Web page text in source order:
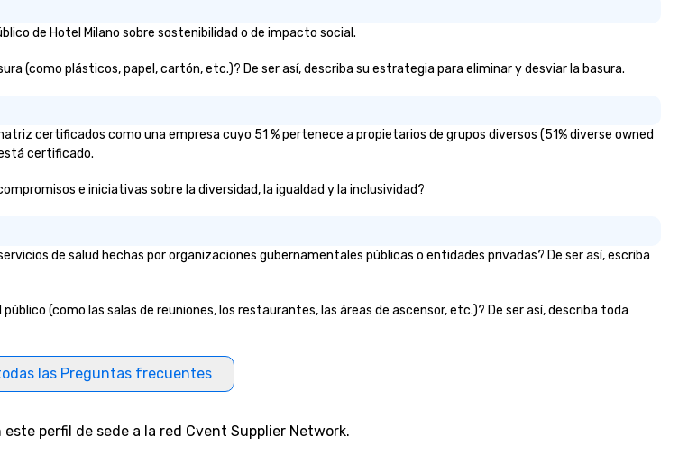
de Hotel Milano sobre sostenibilidad o de impacto social.
(como plásticos, papel, cartón, etc.)? De ser así, describa su estrategia para eliminar y desviar la basura.
certificados como una empresa cuyo 51 % pertenece a propietarios de grupos diversos (51% diverse owned
certificado.
e iniciativas sobre la diversidad, la igualdad y la inclusividad?
de salud hechas por organizaciones gubernamentales públicas o entidades privadas? De ser así, escriba
(como las salas de reuniones, los restaurantes, las áreas de ascensor, etc.)? De ser así, describa toda
las Preguntas frecuentes
este perfil de sede a la red Cvent Supplier Network.